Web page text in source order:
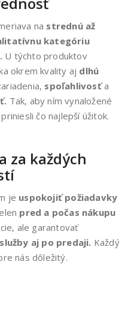
na strednú až
kategóriu
U týchto produktov
okrem kvality aj dlhú
spoľahlivosťa
Tak, aby ním vynaložené
čo najlepší úžitok.
za každých
je uspokojiť požiadavky
pred a počas nákupu
ale garantovať
služby aj po predaji. Každý
nás dôležitý.